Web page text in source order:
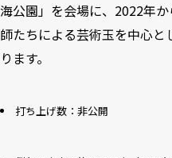
海公園」を会場に、2022年
師たちによる芸術玉を中心
ります。
打ち上げ数：非公開